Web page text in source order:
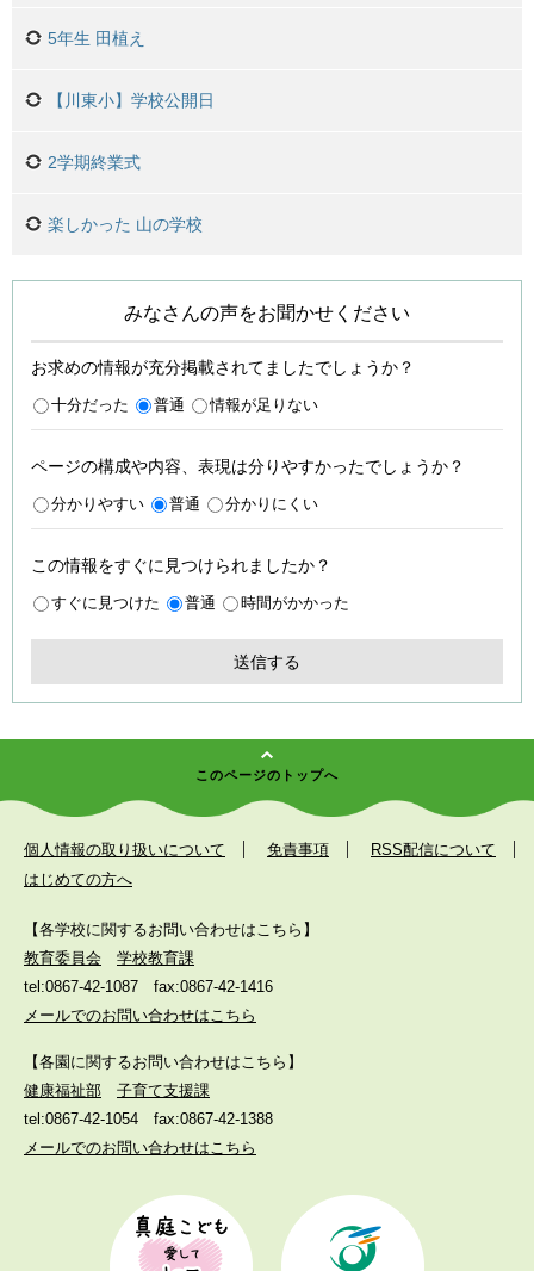
5年生 田植え
【川東小】学校公開日
2学期終業式
楽しかった 山の学校
みなさんの声をお聞かせください
お求めの情報が充分掲載されてましたでしょうか？
十分だった 普通 情報が足りない
ページの構成や内容、表現は分りやすかったでしょうか？
分かりやすい 普通 分かりにくい
この情報をすぐに見つけられましたか？
すぐに見つけた 普通 時間がかかった
このページのトップへ
個人情報の取り扱いについて 免責事項
RSS配信について
はじめての方へ
【各学校に関するお問い合わせはこちら】
教育委員会
学校教育課
tel:0867-42-1087
fax:0867-42-1416
メールでのお問い合わせはこちら
【各園に関するお問い合わせはこちら】
健康福祉部
子育て支援課
tel:0867-42-1054
fax:0867-42-1388
メールでのお問い合わせはこちら